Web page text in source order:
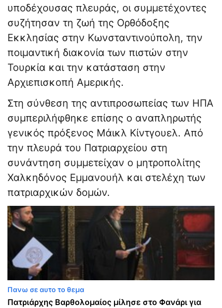
υποδέχουσας πλευράς, οι συμμετέχοντες
συζήτησαν τη ζωή της Ορθόδοξης
Εκκλησίας στην Κωνσταντινούπολη, την
ποιμαντική διακονία των πιστών στην
Τουρκία και την κατάσταση στην
Αρχιεπισκοπή Αμερικής.
Στη σύνθεση της αντιπροσωπείας των ΗΠΑ
συμπεριλήφθηκε επίσης ο αναπληρωτής
γενικός πρόξενος Μάικλ Κίντγουελ. Από
την πλευρά του Πατριαρχείου στη
συνάντηση συμμετείχαν ο μητροπολίτης
Χαλκηδόνος Εμμανουήλ και στελέχη των
πατριαρχικών δομών.
Πανω σε αυτο το θεμα
Πατριάρχης Βαρθολομαίος μίλησε στο Φανάρι για